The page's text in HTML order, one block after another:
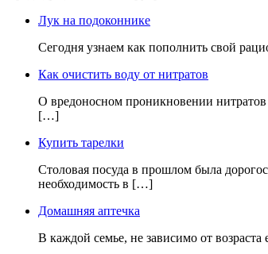
Лук на подоконнике
Сегодня узнаем как пополнить свой
Как очистить воду от нитратов
О вредоносном проникновении нитратов
[…]
Купить тарелки
Столовая посуда в прошлом была
необходимость в […]
Домашняя аптечка
В каждой семье, не зависимо от